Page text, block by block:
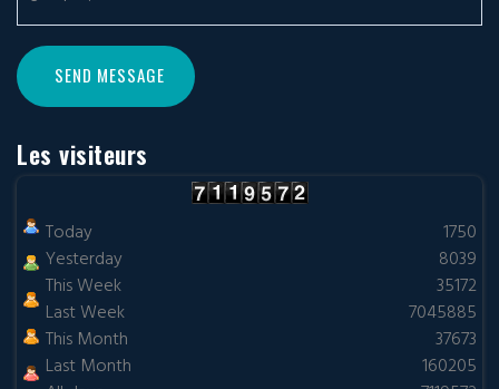
Les visiteurs
Today
Yesterday
This Week
Last Week
This Month
Last Month
1750
8039
35172
7045885
37673
160205